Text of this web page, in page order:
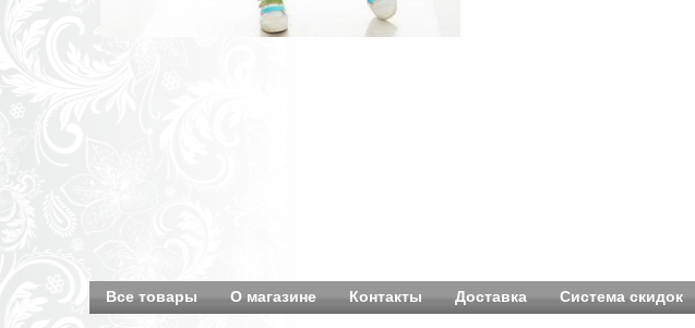
Все товары О магазине Контакты Доставка Система скидок